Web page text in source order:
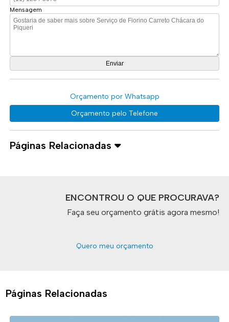
Mensagem
Orçamento por Whatsapp
Orçamento pelo Telefone
Páginas Relacionadas
ENCONTROU O QUE PROCURAVA?
Faça seu orçamento grátis agora mesmo!
Quero meu orçamento
Páginas Relacionadas